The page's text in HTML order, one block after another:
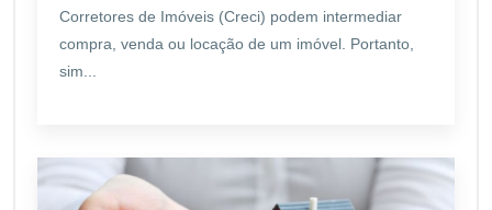
Corretores de Imóveis (Creci) podem intermediar
compra, venda ou locação de um imóvel. Portanto,
sim...